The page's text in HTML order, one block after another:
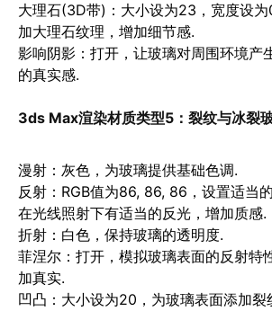
大理石(3D带) ：大小设为23，宽度设
加大理石纹理，增加细节感.
影响阴影 ：打开，让玻璃对周围环境产
的真实感.
3ds Max渲染材质类型5： 裂纹与冰裂
漫射 ：灰色，为玻璃提供基础色调.
反射 ：RGB值为86, 86, 86，设置适当
在光线照射下有适当的反光，增加质感.
折射 ：白色，保持玻璃的透明度.
菲涅尔 ：打开，模拟玻璃表面的反射特
加真实.
凹凸 ：大小设为20，为玻璃表面添加